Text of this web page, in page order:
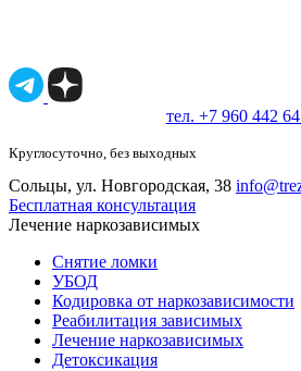
тел. +7 960 442
Круглосуточно, без выходных
Сольцы, ул. Новгородская, 38
Бесплатная консультация
Лечение наркозависимых
Снятие ломки
УБОД
Кодировка от наркозависимости
Реабилитация зависимых
Лечение наркозависимых
Детоксикация